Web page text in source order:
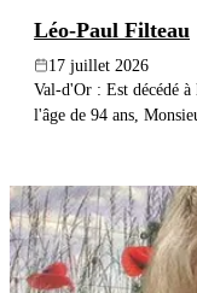
Léo-Paul Filteau
17 juillet 2026
Val-d'Or : Est décédé
l'âge de 94 ans,